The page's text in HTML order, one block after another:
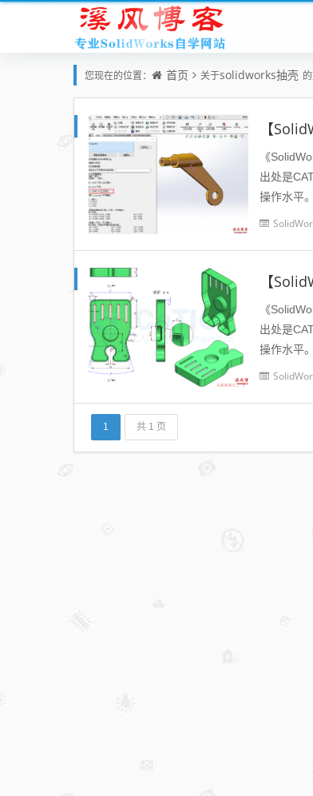
您现在的位置： 首页 关于solidworks抽壳
【
《
出处是
操作水平
征命令，
【
《
出处是
操作水平
SolidW...
1 共 1 页